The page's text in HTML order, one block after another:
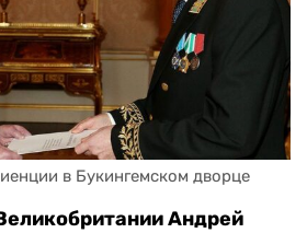
в Букингемском дворце
Андрей